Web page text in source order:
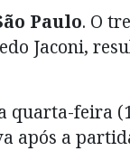
Paulo. O
Jaconi,
feira
após a